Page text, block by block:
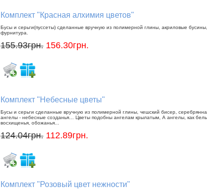
Комплект "Красная алхимия цветов"
Бусы и серьги(пуссеты) сделанные вручную из полимерной глины, акриловые
фурнитура.
155.93грн. 156.30грн.
Комплект "Небесные цветы"
Бусы и серьги сделанные вручную из полимерной глины, чешский бисер,
ангелы - небесные созданья… Цветы подобны ангелам крылатым, А ангелы, как
восхищенья, обожанья...
124.04грн. 112.89грн.
Комплект "Розовый цвет нежности"